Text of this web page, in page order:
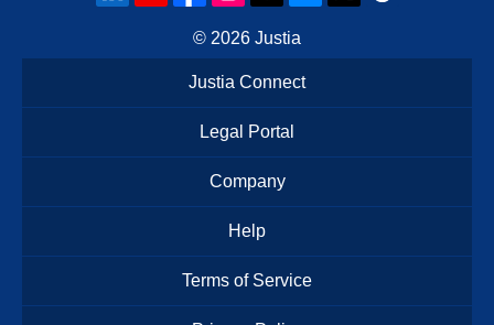
© 2026 Justia
Justia Connect
Legal Portal
Company
Help
Terms of Service